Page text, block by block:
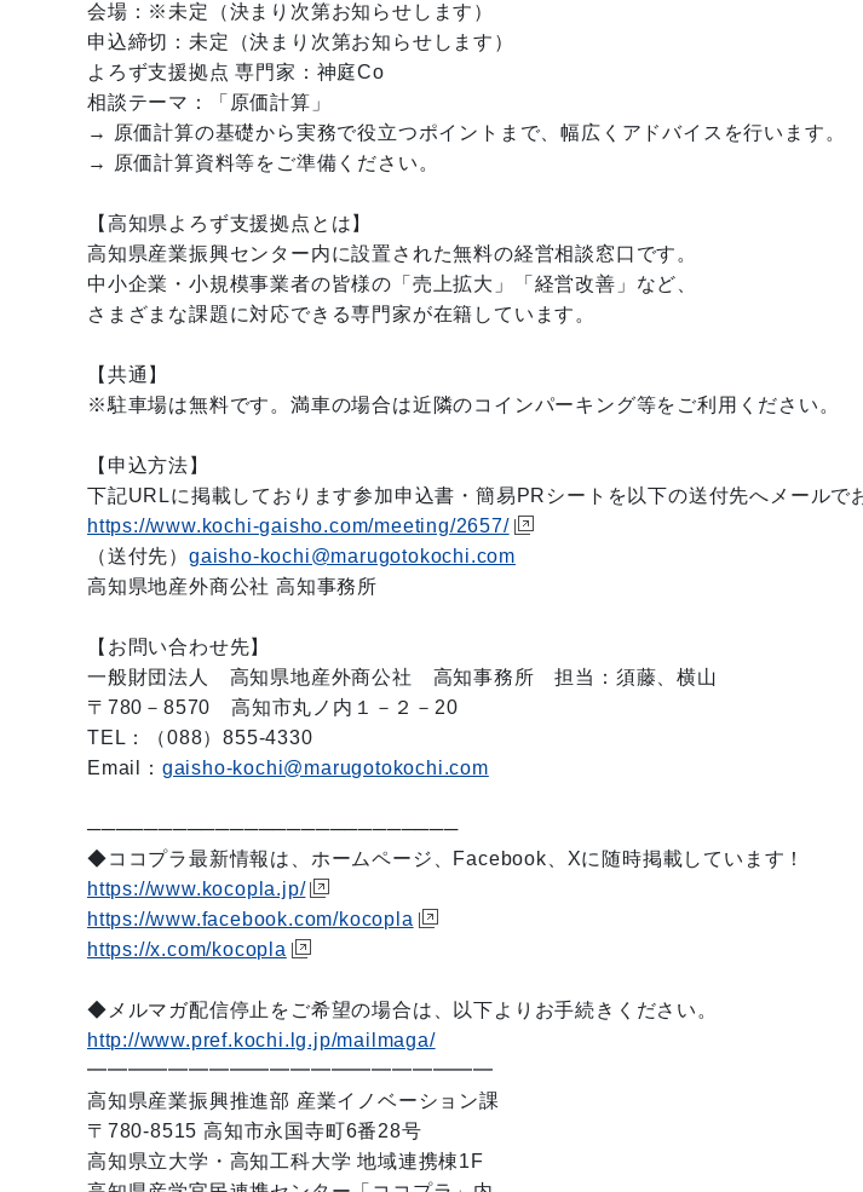
会場：※未定（決まり次第お知らせします）
申込締切：未定（決まり次第お知らせします）
よろず支援拠点 専門家：神庭Co
相談テーマ：「原価計算」
→ 原価計算の基礎から実務で役立つポイントまで、幅広くアドバイスを行います。
→ 原価計算資料等をご準備ください。
【高知県よろず支援拠点とは】
高知県産業振興センター内に設置された無料の経営相談窓口です。
中小企業・小規模事業者の皆様の「売上拡大」「経営改善」など、
さまざまな課題に対応できる専門家が在籍しています。
【共通】
※駐車場は無料です。満車の場合は近隣のコインパーキング等をご利用ください。
【申込方法】
下記URLに掲載しております参加申込書・簡易PRシートを以下の送付先へメールで
https://www.kochi-gaisho.com/meeting/2657/
（送付先） gaisho-kochi@marugotokochi.com
高知県地産外商公社 高知事務所
【お問い合わせ先】
一般財団法人 高知県地産外商公社 高知事務所 担当：須藤、横山
〒780－8570 高知市丸ノ内１－２－20
TEL：（088）855-4330
Email： gaisho-kochi@marugotokochi.com
──────────────────────────
◆ココプラ最新情報は、ホームページ、Facebook、Xに随時掲載しています！
https://www.kocopla.jp/
https://www.facebook.com/kocopla
https://x.com/kocopla
◆メルマガ配信停止をご希望の場合は、以下よりお手続きください。
http://www.pref.kochi.lg.jp/mailmaga/
━━━━━━━━━━━━━━━━━━━━
高知県産業振興推進部 産業イノベーション課
〒780-8515 高知市永国寺町6番28号
高知県立大学・高知工科大学 地域連携棟1F